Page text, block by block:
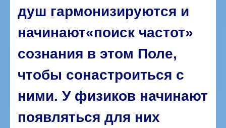
душ гармонизируются и
начинают«поиск частот»
сознания в этом Поле,
чтобы сонастроиться с
ними. У физиков начинают
появляться для них